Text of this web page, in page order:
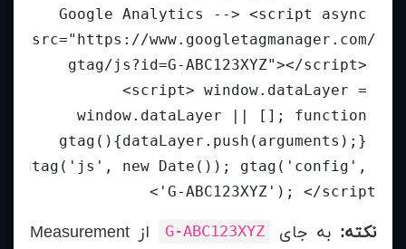
Google Analytics --> <script async
src="https://www.googletagmanager.com/
gtag/js?id=G-ABC123XYZ"></script>
<script> window.dataLayer =
window.dataLayer || []; function
gtag(){dataLayer.push(arguments);}
gtag('js', new Date()); gtag('config',
'G-ABC123XYZ'); </script>
نکته: به جای G-ABC123XYZ
از Measurement